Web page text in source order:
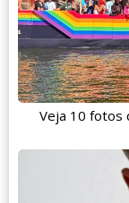
Veja 10 fotos